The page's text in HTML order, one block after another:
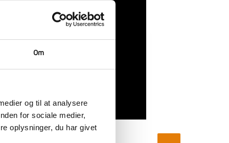
Om
og til at analysere
for sociale medier,
oplysninger, du har givet